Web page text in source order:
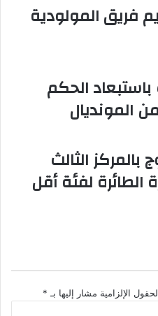
فريق المولودية
الحكم
المونديال
بالمركز الثالث
لفئة أقل
الإلزامية مشار إليها بـ *